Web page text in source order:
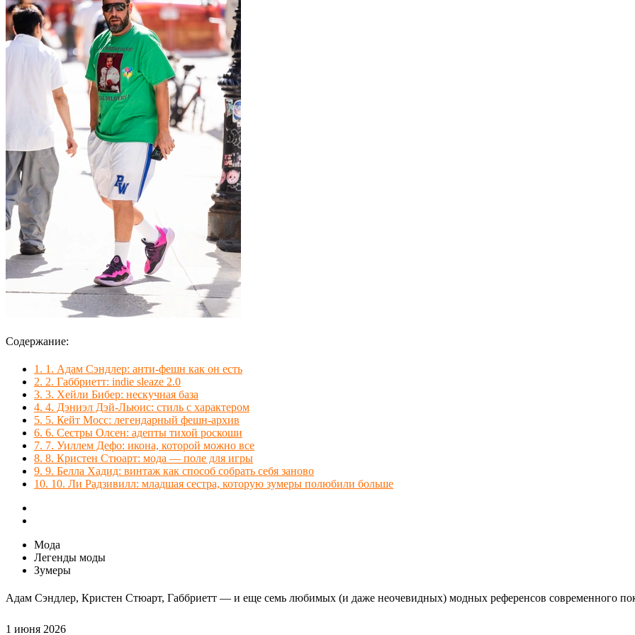
Содержание:
1. 1. Адам Сэндлер: анти‑фешн как он есть
2. 2. Габбриетт: indie sleaze 2.0
3. 3. Хейли Бибер: нескучная база
4. 4. Дэниэл Дэй‑Льюис: стиль с характером
5. 5. Кейт Мосс: легендарный фешн-архив
6. 6. Сестры Олсен: адепты тихой роскоши
7. 7. Уиллем Дефо: икона, которой можно все
8. 8. Кристен Стюарт: мода — поле для игры
9. 9. Белла Хадид: винтаж как способ собрать себя заново
10. 10. Ли Радзивилл: младшая сестра, которую зумеры полюбили больше
Мода
Легенды моды
Зумеры
Адам Сэндлер, Кристен Стюарт, Габбриетт — и еще семь любимых (и даже неочевидных) модных референсов современного
1 июня 2026